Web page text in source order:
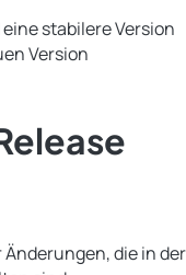
stabilere Version
Version
die in der